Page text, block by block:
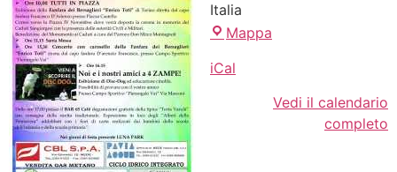
Italia
Mappa
iCal
Vedi il calendario
completo